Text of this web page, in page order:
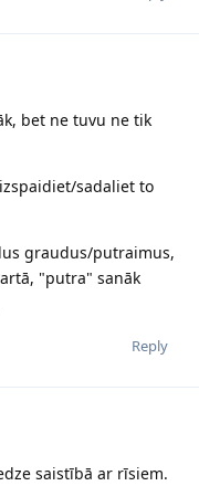
bet ne tuvu ne tik
sadaliet to
graudus/putraimus,
"putra" sanāk
Reply
saistībā ar rīsiem.